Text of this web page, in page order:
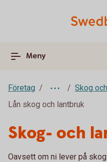
Meny
Företag
Skog
Lån skog och lantbruk
Skog- och
Oavsett om ni lever på